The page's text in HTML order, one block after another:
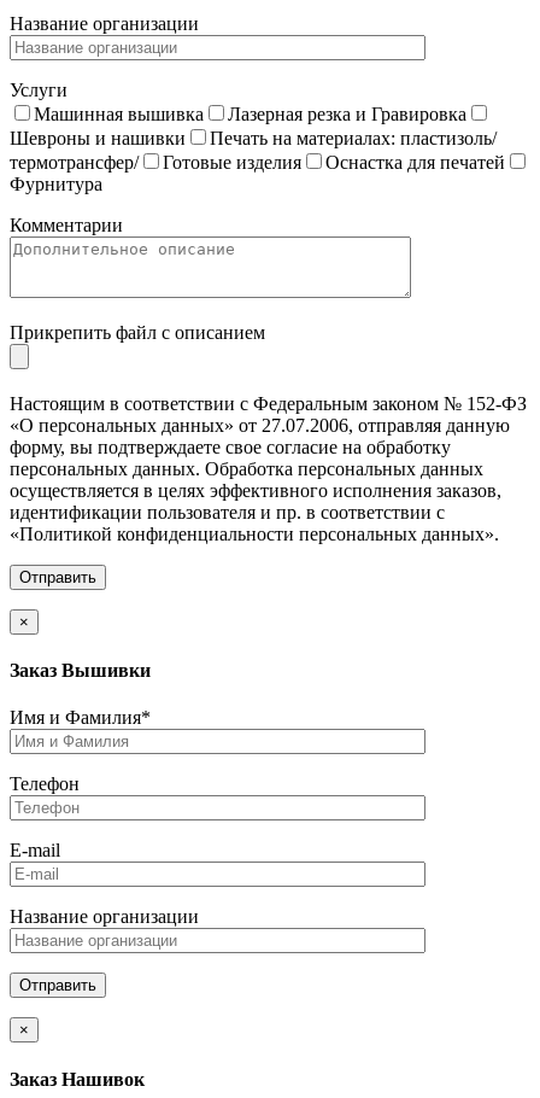
Название организации
Услуги
Машинная вышивка
Лазерная резка и Гравировка
Шевроны и нашивки
Печать на материалах: пластизоль/
термотрансфер/
Готовые изделия
Оснастка для печатей
Фурнитура
Комментарии
Прикрепить файл с описанием
Настоящим в соответствии с Федеральным законом № 152-ФЗ
«О персональных данных» от 27.07.2006, отправляя данную
форму, вы подтверждаете свое согласие на обработку
персональных данных. Обработка персональных данных
осуществляется в целях эффективного исполнения заказов,
идентификации пользователя и пр. в соответствии с
«Политикой конфиденциальности персональных данных».
×
Заказ Вышивки
Имя и Фамилия*
Телефон
E-mail
Название организации
×
Заказ Нашивок